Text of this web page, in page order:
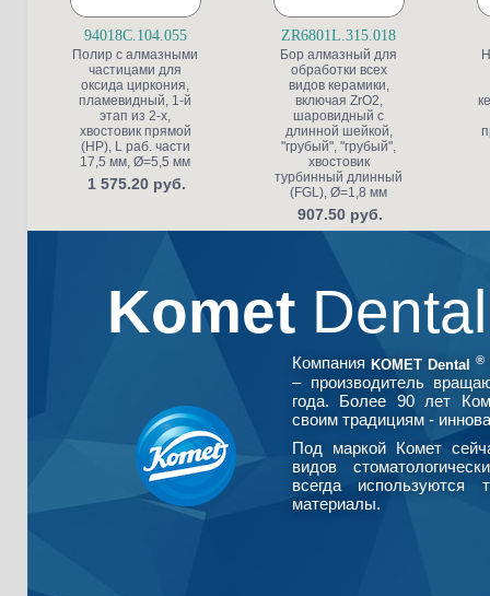
94018C.104.055
Полир с алмазными
частицами для
оксида циркония,
пламевидный, 1-й
этап из 2-х,
хвостовик прямой
(HP), L раб. части
17,5 мм, Ø=5,5 мм
1 575.20 руб.
ZR6801L.315.018
Бор алмазный для
обработки всех
видов керамики,
включая ZrO2,
шаровидный с
длинной шейкой,
"грубый", "грубый",
хвостовик
турбинный длинный
(FGL), Ø=1,8 мм
907.50 руб.
Komet
Компания KOMET Dental ®
– производитель
года. Более 90 лет
своим традициям -
Под маркой Комет
видов
всегда используются
материалы.